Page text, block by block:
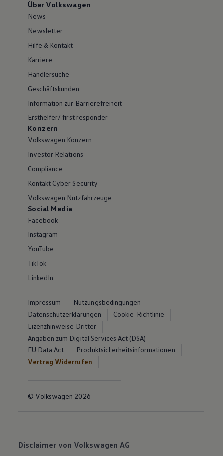
Über Volkswagen
News
Newsletter
Hilfe & Kontakt
Karriere
Händlersuche
Geschäftskunden
Information zur Barrierefreiheit
Ersthelfer/ first responder
Konzern
Volkswagen Konzern
Investor Relations
Compliance
Kontakt Cyber Security
Volkswagen Nutzfahrzeuge
Social Media
Facebook
Instagram
YouTube
TikTok
LinkedIn
Impressum
Nutzungsbedingungen
Datenschutzerklärungen
Cookie-Richtlinie
Lizenzhinweise Dritter
Angaben zum Digital Services Act (DSA)
EU Data Act
Produktsicherheitsinformationen
Vertrag Widerrufen
© Volkswagen 2026
Disclaimer von Volkswagen AG